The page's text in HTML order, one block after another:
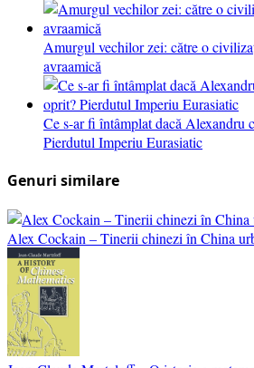
Amurgul vechilor zei: către o
avraamică
Ce s-ar fi întâmplat dacă Alexandru
Pierdutul Imperiu Eurasiatic
Genuri similare
Alex Cockain – Tinerii chinezi în China